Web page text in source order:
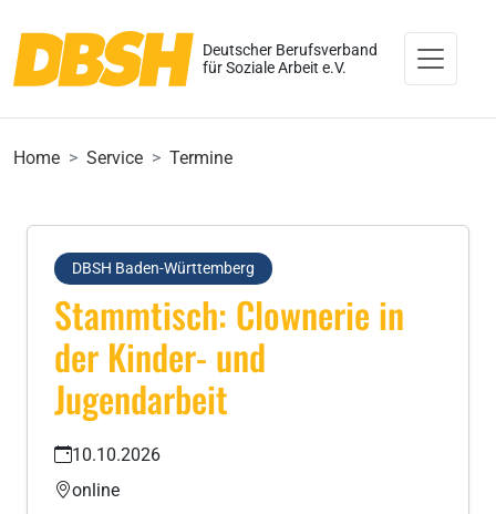
Deutscher Berufsverband
für Soziale Arbeit e.V.
Home Service Termine
DBSH Baden-Württemberg
Stammtisch: Clownerie in
der Kinder- und
Jugendarbeit
10.10.2026
online